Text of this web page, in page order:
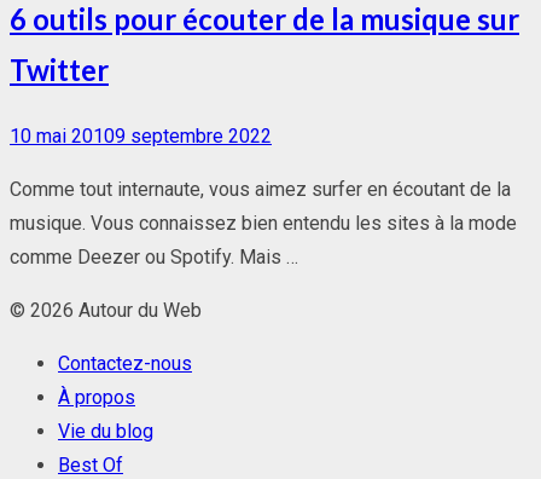
6 outils pour écouter de la musique sur
Twitter
Posted
10 mai 20109 septembre 2022
Comme tout internaute, vous aimez surfer en écoutant de la
musique. Vous connaissez bien entendu les sites à la mode
comme Deezer ou Spotify. Mais …
© 2026 Autour du Web
Contactez-nous
À propos
Vie du blog
Best Of